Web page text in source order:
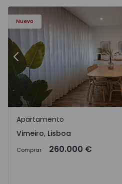
Nuevo
Apartamento T1 Lourinhã,
Anterior
Vimeiro, Lisboa
Apartamento
Vimeiro, Lisboa
Comprar 260.000 €